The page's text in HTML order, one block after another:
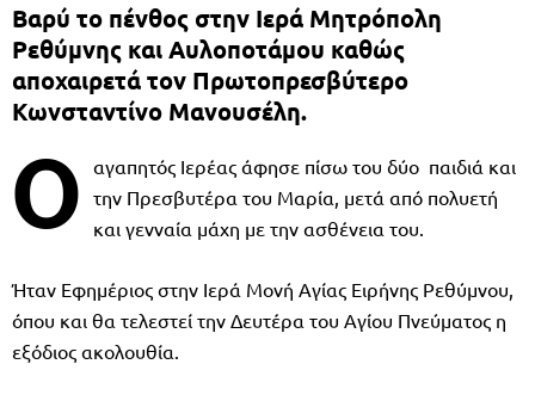
Βαρύ το πένθος στην Ιερά Μητρόπολη
Ρεθύμνης και Αυλοποτάμου καθώς
αποχαιρετά τον Πρωτοπρεσβύτερο
Κωνσταντίνο Μανουσέλη.
Ο αγαπητός Ιερέας άφησε πίσω του δύο παιδιά και
την Πρεσβυτέρα του Μαρία, μετά από πολυετή
και γενναία μάχη με την ασθένεια του.
Ήταν Εφημέριος στην Ιερά Μονή Αγίας Ειρήνης Ρεθύμνου,
όπου και θα τελεστεί την Δευτέρα του Αγίου Πνεύματος η
εξόδιος ακολουθία.